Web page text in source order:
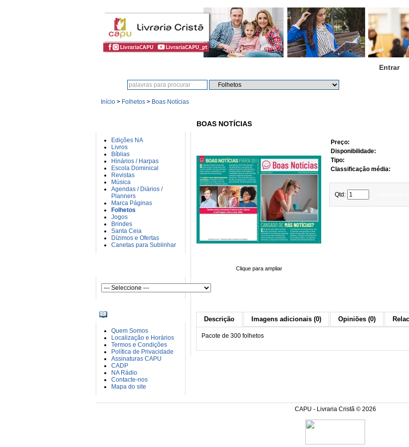
Entrar
Início > Folhetos > Boas Notícias
Edições NA
Livros
Bíblias
Hinários / Harpas
Escola Dominical
Revistas
Música
Agendas / Diários /
Planners
Marca Páginas
Folhetos
Jogos
Brindes
Santa Ceia
Dízimos e Ofertas
Canetas para Sublinhar
Quem Somos
Localização e Horários
Termos e Condições
Política de Privacidade
Assinaturas CAPU
CADP
NA Rádio
Contacte-nos
Mapa do site
BOAS NOTÍCIAS
Clique para ampliar
Preço:
Disponibilidade:
Tipo:
Classificação média:
Qtd:
Descrição Imagens adicionais (0) Opiniões (0)
Pacote de 300 folhetos
CAPU - Livraria Cristã © 2026